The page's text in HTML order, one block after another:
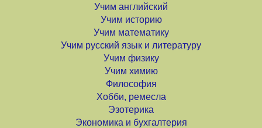
Учим английский
Учим историю
Учим математику
Учим русский язык и литературу
Учим физику
Учим химию
Философия
Хобби, ремесла
Эзотерика
Экономика и бухгалтерия